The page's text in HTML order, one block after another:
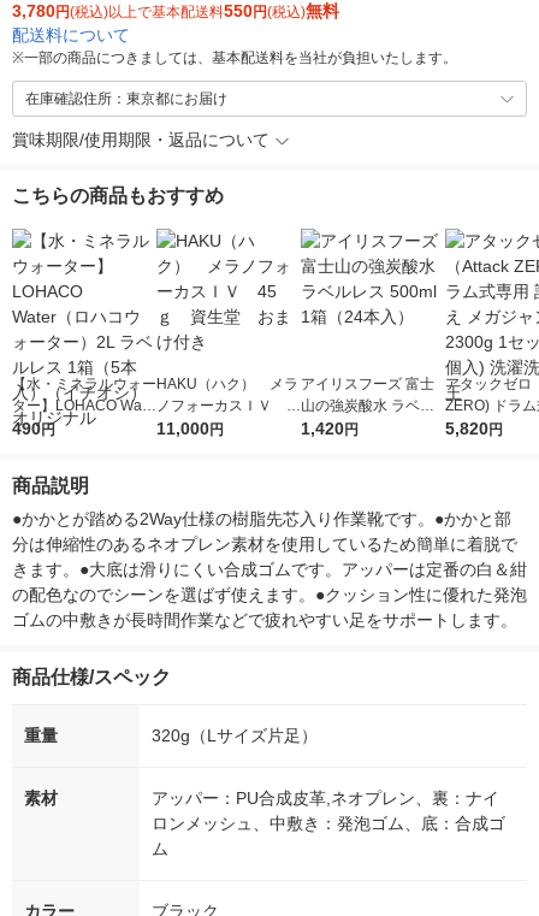
3,780円(税込)以上で基本配送料550円(税込)無料
配送料について
※一部の商品につきましては、基本配送料を当社が負担いたします。
在庫確認住所：東京都にお届け
賞味期限/使用期限・返品について
こちらの商品もおすすめ
【水・ミネラルウォー
ター】LOHACO Wate
r（ロハコウォータ
シ） オリジナル
490円
HAKU（ハク） メラ
ノフォーカスＩＶ 4
5ｇ 資生堂 おまけ
11,000円
アイリスフーズ 富士
山の強炭酸水 ラベル
レス 500ml 1箱（24
1,420円
アタックゼロ
ZERO) ドラ
詰め替え メガ
5,820円
商品説明
●かかとが踏める2Way仕様の樹脂先芯入り作業靴です。●かかと部
分は伸縮性のあるネオプレン素材を使用しているため簡単に着脱で
きます。●大底は滑りにくい合成ゴムです。アッパーは定番の白＆紺
の配色なのでシーンを選ばず使えます。●クッション性に優れた発泡
ゴムの中敷きが長時間作業などで疲れやすい足をサポートします。
商品仕様/スペック
重量 320g（Lサイズ片足）
素材
アッパー：PU合成皮革,ネオプレン、裏：ナイ
ロンメッシュ、中敷き：発泡ゴム、底：合成ゴ
ム
カラー ブラック